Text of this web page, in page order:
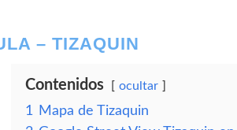
– TIZAQUIN
Contenidos ocultar
1
Mapa de Tizaquin